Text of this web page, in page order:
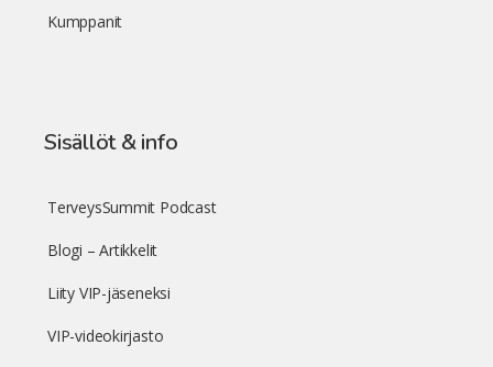
Kumppanit
Sisällöt & info
TerveysSummit Podcast
Blogi – Artikkelit
Liity VIP-jäseneksi
VIP-videokirjasto